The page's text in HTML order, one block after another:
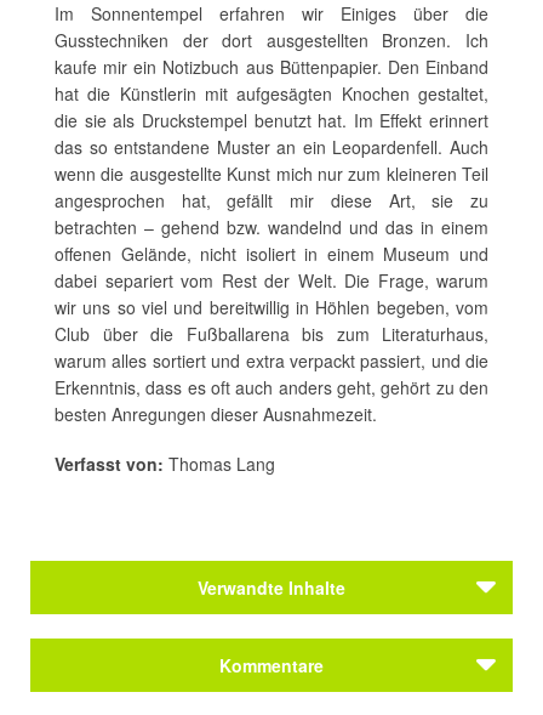
Im Sonnentempel erfahren wir Einiges über die
Gusstechniken der dort ausgestellten Bronzen. Ich
kaufe mir ein Notizbuch aus Büttenpapier. Den Einband
hat die Künstlerin mit aufgesägten Knochen gestaltet,
die sie als Druckstempel benutzt hat. Im Effekt erinnert
das so entstandene Muster an ein Leopardenfell. Auch
wenn die ausgestellte Kunst mich nur zum kleineren Teil
angesprochen hat, gefällt mir diese Art, sie zu
betrachten – gehend bzw. wandelnd und das in einem
offenen Gelände, nicht isoliert in einem Museum und
dabei separiert vom Rest der Welt. Die Frage, warum
wir uns so viel und bereitwillig in Höhlen begeben, vom
Club über die Fußballarena bis zum Literaturhaus,
warum alles sortiert und extra verpackt passiert, und die
Erkenntnis, dass es oft auch anders geht, gehört zu den
besten Anregungen dieser Ausnahmezeit.
Verfasst von: Thomas Lang
Verwandte Inhalte
Kommentare